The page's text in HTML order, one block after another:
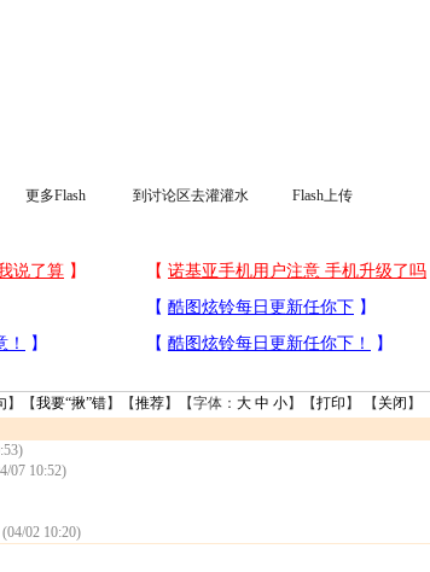
更多Flash 到讨论区去灌灌水 Flash上传
】【我要“揪”错】【推荐】【字体： 大 中 小】【打印 】 【 关闭 】
07 10:52)
(04/02 10:20)